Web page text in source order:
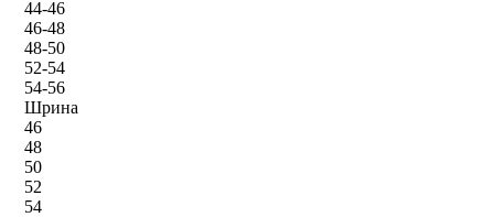
44-46
46-48
48-50
52-54
54-56
Шрина
46
48
50
52
54